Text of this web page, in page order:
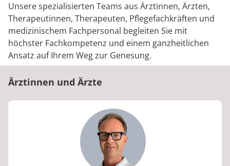
Unsere spezialisierten Teams aus Ärztinnen, Ärzten,
Therapeutinnen, Therapeuten, Pflegefachkräften und
medizinischem Fachpersonal begleiten Sie mit
höchster Fachkompetenz und einem ganzheitlichen
Ansatz auf Ihrem Weg zur Genesung.
Ärztinnen und Ärzte